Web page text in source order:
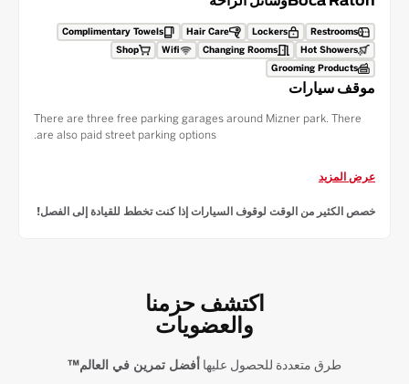
Restrooms
Lockers
Hair Care
Complimentary Towels
Hot Showers
Changing Rooms
Wifi
Shop
Grooming Products
موقف سيارات
There are three free parking garages around Mizner park. There
are also paid street parking options.
عرض المزيد
خصص الكثير من الوقت لوقوف السيارات إذا كنت تخطط للقيادة إلى الفصل!
اكتشف حزمنا
والعضويات
طرق متعددة للحصول عليها أفضل تمرين في العالم™